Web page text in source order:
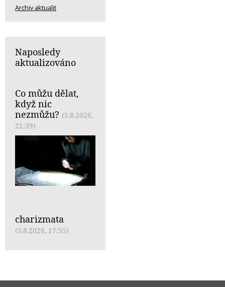
Archiv aktualit
Naposledy
aktualizováno
Co můžu dělat,
když nic
nezmůžu? (5.8.2026,
21:39)
charizmata
(5.8.2026, 17:55)